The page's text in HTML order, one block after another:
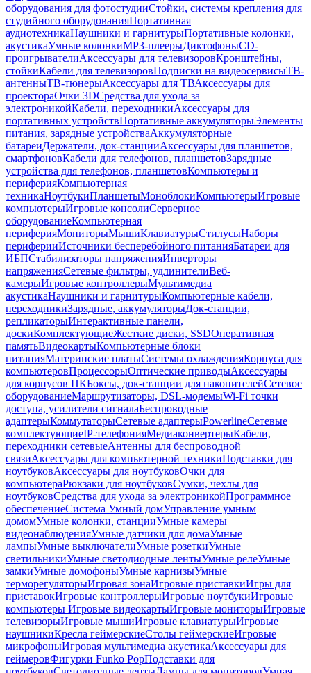
оборудования для фотостудииСтойки, системы крепления для
студийного оборудованияПортативная
аудиотехникаНаушники и гарнитурыПортативные колонки,
акустикаУмные колонкиMP3-плеерыДиктофоныCD-
проигрывателиАксессуары для телевизоровКронштейны,
стойкиКабели для телевизоровПодписки на видеосервисыТВ-
антенныТВ-тюнерыАксессуары для ТВАксессуары для
проектораОчки 3DСредства для ухода за
электроникойКабели, переходникиАксессуары для
портативных устройствПортативные аккумуляторыЭлементы
питания, зарядные устройстваАккумуляторные
батареиДержатели, док-станцииАксессуары для планшетов,
смартфоновКабели для телефонов, планшетовЗарядные
устройства для телефонов, планшетовКомпьютеры и
периферияКомпьютерная
техникаНоутбукиПланшетыМоноблокиКомпьютерыИгровые
компьютерыИгровые консолиСерверное
оборудованиеКомпьютерная
периферияМониторыМышиКлавиатурыСтилусыНаборы
периферииИсточники бесперебойного питанияБатареи для
ИБПСтабилизаторы напряженияИнверторы
напряженияСетевые фильтры, удлинителиВеб-
камерыИгровые контроллерыМультимедиа
акустикаНаушники и гарнитурыКомпьютерные кабели,
переходникиЗарядные, аккумуляторыДок-станции,
репликаторыИнтерактивные панели,
доскиКомплектующиеЖесткие диски, SSDОперативная
памятьВидеокартыКомпьютерные блоки
питанияМатеринские платыСистемы охлажденияКорпуса для
компьютеровПроцессорыОптические приводыАксессуары
для корпусов ПКБоксы, док-станции для накопителейСетевое
оборудованиеМаршрутизаторы, DSL-модемыWi-Fi точки
доступа, усилители сигналаБеспроводные
адаптерыКоммутаторыСетевые адаптерыPowerlineСетевые
комплектующиеIP-телефонияМедиаконвертерыКабели,
переходники сетевыеАнтенны для беспроводной
связиАксессуары для компьютерной техникиПодставки для
ноутбуковАксессуары для ноутбуковОчки для
компьютераРюкзаки для ноутбуковСумки, чехлы для
ноутбуковСредства для ухода за электроникойПрограммное
обеспечениеСистема Умный домУправление умным
домомУмные колонки, станцииУмные камеры
видеонаблюденияУмные датчики для домаУмные
лампыУмные выключателиУмные розеткиУмные
светильникиУмные светодиодные лентыУмные релеУмные
замкиУмные домофоныУмные карнизыУмные
терморегуляторыИгровая зонаИгровые приставкиИгры для
приставокИгровые контроллерыИгровые ноутбукиИгровые
компьютеры Игровые видеокартыИгровые мониторыИгровые
телевизорыИгровые мышиИгровые клавиатурыИгровые
наушникиКресла геймерскиеСтолы геймерскиеИгровые
микрофоныИгровая мультимедиа акустикаАксессуары для
геймеровФигурки Funko PopПодставки для